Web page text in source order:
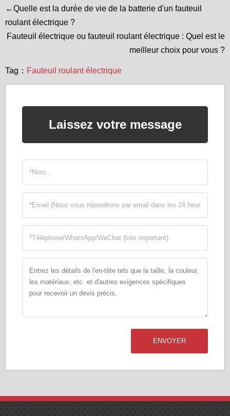
←Quelle est la durée de vie de la batterie d'un fauteuil
roulant électrique ?
Fauteuil électrique ou fauteuil roulant électrique : Quel est le
meilleur choix pour vous ?
Tag： Fauteuil roulant électrique
Laissez votre message
ENVOYER